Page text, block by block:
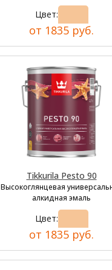
Цвет:
от 1835 руб.
Tikkurila Pesto 90
Высокоглянцевая
алкидная эмаль
Цвет:
от 1835 руб.